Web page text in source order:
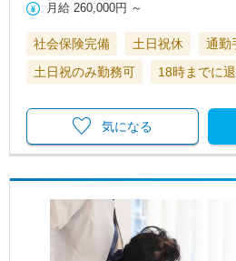
月給 260,000円 ～
社会保険完備 土日祝休
通勤
土日祝のみ勤務可
18時までに
気になる